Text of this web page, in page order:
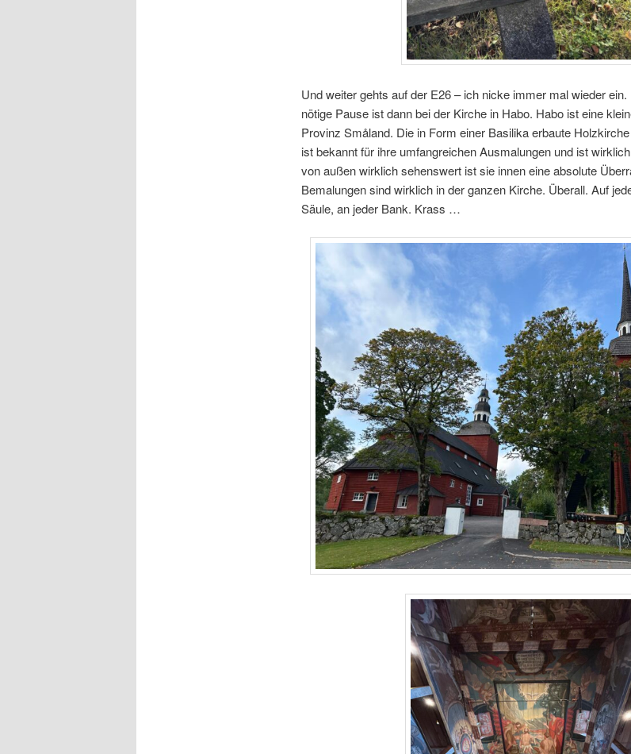
Und weiter gehts auf der E26 – ich nicke immer mal wieder
nötige Pause ist dann bei der Kirche in Habo. Habo ist eine
Provinz Småland. Die in Form einer Basilika erbaute
ist bekannt für ihre umfangreichen Ausmalungen und ist
von außen wirklich sehenswert ist sie innen eine absolute
Bemalungen sind wirklich in der ganzen Kirche. Überall. Auf
Säule, an jeder Bank. Krass …